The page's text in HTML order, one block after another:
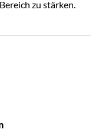
zu stärken.